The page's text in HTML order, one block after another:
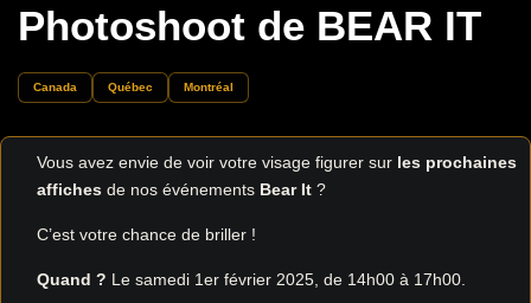
Photoshoot de BEAR IT
Canada Québec Montréal
Vous avez envie de voir votre visage figurer sur les prochaines
affiches de nos événements Bear It ?
C’est votre chance de briller !
Quand ? Le samedi 1er février 2025, de 14h00 à 17h00.